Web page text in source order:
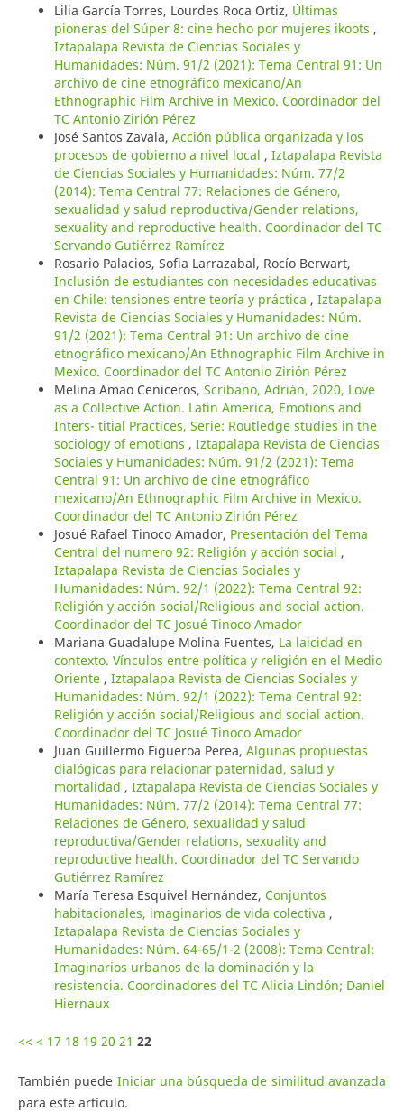
Lilia García Torres, Lourdes Roca Ortiz, Últimas
pioneras del Súper 8: cine hecho por mujeres ikoots ,
Iztapalapa Revista de Ciencias Sociales y
Humanidades: Núm. 91/2 (2021): Tema Central 91: Un
archivo de cine etnográfico mexicano/An
Ethnographic Film Archive in Mexico. Coordinador del
TC Antonio Zirión Pérez
José Santos Zavala, Acción pública organizada y los
procesos de gobierno a nivel local , Iztapalapa Revista
de Ciencias Sociales y Humanidades: Núm. 77/2
(2014): Tema Central 77: Relaciones de Género,
sexualidad y salud reproductiva/Gender relations,
sexuality and reproductive health. Coordinador del TC
Servando Gutiérrez Ramírez
Rosario Palacios, Sofia Larrazabal, Rocío Berwart,
Inclusión de estudiantes con necesidades educativas
en Chile: tensiones entre teoría y práctica , Iztapalapa
Revista de Ciencias Sociales y Humanidades: Núm.
91/2 (2021): Tema Central 91: Un archivo de cine
etnográfico mexicano/An Ethnographic Film Archive in
Mexico. Coordinador del TC Antonio Zirión Pérez
Melina Amao Ceniceros, Scribano, Adrián, 2020, Love
as a Collective Action. Latin America, Emotions and
Inters- titial Practices, Serie: Routledge studies in the
sociology of emotions , Iztapalapa Revista de Ciencias
Sociales y Humanidades: Núm. 91/2 (2021): Tema
Central 91: Un archivo de cine etnográfico
mexicano/An Ethnographic Film Archive in Mexico.
Coordinador del TC Antonio Zirión Pérez
Josué Rafael Tinoco Amador, Presentación del Tema
Central del numero 92: Religión y acción social ,
Iztapalapa Revista de Ciencias Sociales y
Humanidades: Núm. 92/1 (2022): Tema Central 92:
Religión y acción social/Religious and social action.
Coordinador del TC Josué Tinoco Amador
Mariana Guadalupe Molina Fuentes, La laicidad en
contexto. Vínculos entre política y religión en el Medio
Oriente , Iztapalapa Revista de Ciencias Sociales y
Humanidades: Núm. 92/1 (2022): Tema Central 92:
Religión y acción social/Religious and social action.
Coordinador del TC Josué Tinoco Amador
Juan Guillermo Figueroa Perea, Algunas propuestas
dialógicas para relacionar paternidad, salud y
mortalidad , Iztapalapa Revista de Ciencias Sociales y
Humanidades: Núm. 77/2 (2014): Tema Central 77:
Relaciones de Género, sexualidad y salud
reproductiva/Gender relations, sexuality and
reproductive health. Coordinador del TC Servando
Gutiérrez Ramírez
María Teresa Esquivel Hernández, Conjuntos
habitacionales, imaginarios de vida colectiva ,
Iztapalapa Revista de Ciencias Sociales y
Humanidades: Núm. 64-65/1-2 (2008): Tema Central:
Imaginarios urbanos de la dominación y la
resistencia. Coordinadores del TC Alicia Lindón; Daniel
Hiernaux
<< < 17 18 19 20 21 22
También puede Iniciar una búsqueda de similitud avanzada
para este artículo.